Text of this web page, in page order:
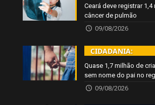
Ceará deve registrar
câncer de pulmão
09/08/2026
CIDADANIA:
Quase 1,7 milhão de
sem nome do pai no
09/08/2026